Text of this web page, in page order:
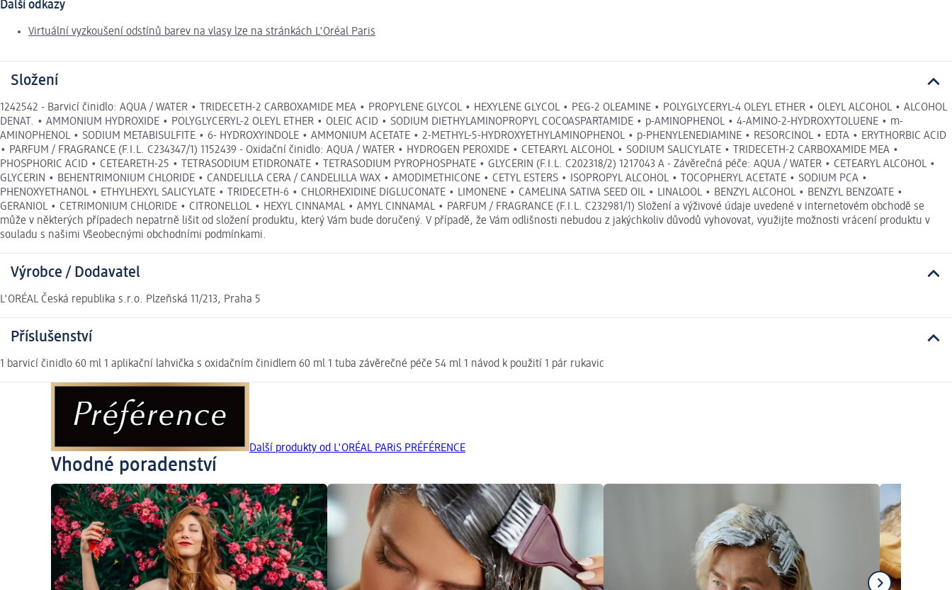
Další odkazy
Virtuální vyzkoušení odstínů barev na vlasy lze na stránkách L'Oréal Paris
Složení
1242542 - Barvicí činidlo: AQUA / WATER • TRIDECETH-2 CARBOXAMIDE MEA • PROPYLENE GLYCOL • HEXYLENE GLYCOL • PEG-2 OLEAMINE • POLYGLYCERYL-4 OLEYL ETHER • OLEYL ALCOHOL • ALCOHOL
DENAT. • AMMONIUM HYDROXIDE • POLYGLYCERYL-2 OLEYL ETHER • OLEIC ACID • SODIUM DIETHYLAMINOPROPYL COCOASPARTAMIDE • p-AMINOPHENOL • 4-AMINO-2-HYDROXYTOLUENE • m-
AMINOPHENOL • SODIUM METABISULFITE • 6- HYDROXYINDOLE • AMMONIUM ACETATE • 2-METHYL-5-HYDROXYETHYLAMINOPHENOL • p-PHENYLENEDIAMINE • RESORCINOL • EDTA • ERYTHORBIC ACID
• PARFUM / FRAGRANCE (F.I.L. C234347/1) 1152439 - Oxidační činidlo: AQUA / WATER • HYDROGEN PEROXIDE • CETEARYL ALCOHOL • SODIUM SALICYLATE • TRIDECETH-2 CARBOXAMIDE MEA •
PHOSPHORIC ACID • CETEARETH-25 • TETRASODIUM ETIDRONATE • TETRASODIUM PYROPHOSPHATE • GLYCERIN (F.I.L. C202318/2) 1217043 A - Závěrečná péče: AQUA / WATER • CETEARYL ALCOHOL •
GLYCERIN • BEHENTRIMONIUM CHLORIDE • CANDELILLA CERA / CANDELILLA WAX • AMODIMETHICONE • CETYL ESTERS • ISOPROPYL ALCOHOL • TOCOPHERYL ACETATE • SODIUM PCA •
PHENOXYETHANOL • ETHYLHEXYL SALICYLATE • TRIDECETH-6 • CHLORHEXIDINE DIGLUCONATE • LIMONENE • CAMELINA SATIVA SEED OIL • LINALOOL • BENZYL ALCOHOL • BENZYL BENZOATE •
GERANIOL • CETRIMONIUM CHLORIDE • CITRONELLOL • HEXYL CINNAMAL • AMYL CINNAMAL • PARFUM / FRAGRANCE (F.I.L. C232981/1) Složení a výživové údaje uvedené v internetovém obchodě se
může v některých případech nepatrně lišit od složení produktu, který Vám bude doručený. V případě, že Vám odlišnosti nebudou z jakýchkoliv důvodů vyhovovat, využijte možnosti vrácení produktu v
souladu s našimi Všeobecnými obchodními podmínkami.
Výrobce / Dodavatel
L'ORÉAL Česká republika s.r.o. Plzeňská 11/213, Praha 5
Příslušenství
1 barvicí činidlo 60 ml 1 aplikační lahvička s oxidačním činidlem 60 ml 1 tuba závěrečné péče 54 ml 1 návod k použití 1 pár rukavic
Další produkty od L'ORÉAL PARiS PRÉFÉRENCE
Vhodné poradenství